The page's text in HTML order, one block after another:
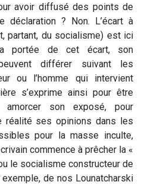
avoir diffusé des points de
déclaration ? Non. L’écart à
partant, du socialisme) est ici
portée de cet écart, son
différer suivant les
ou l’homme qui intervient
s’exprime ainsi pour être
amorcer son exposé, pour
réalité ses opinions dans les
pour la masse inculte,
commence à prêcher la «
le socialisme constructeur de
de nos Lounatcharski